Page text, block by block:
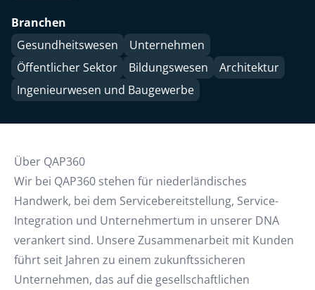
Branchen
Gesundheitswesen
Unternehmen
Öffentlicher Sektor
Bildungswesen
Architektur
Ingenieurwesen und Baugewerbe
Über QAP360
Wir bei QAP360 stehen für niederländisches
Handwerk, bei dem Servicebereitstellung, Service-
Integration und Unternehmertum in unserer DNA
verankert sind. Unsere Zusammenarbeit mit Kunden
führt seit Jahren zu einem zukunftssicheren
Unternehmen, das auf die gesellschaftlichen